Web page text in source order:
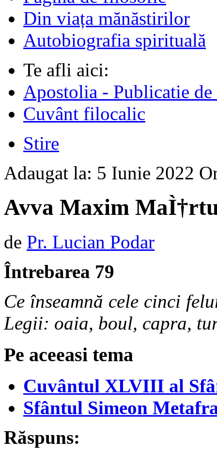
Din viața mănăstirilor
Autobiografia spirituală
Te afli aici:
Apostolia - Publicatie
Cuvânt filocalic
Stire
Adaugat la: 5 Iunie 2022
Avva Maxim
de Pr. Lucian Podar
Întrebarea 79
Ce înseamnă cele cinci
Legii: oaia, boul, capra,
Pe aceeasi tema
Cuvântul XLVIII al
Sfântul Simeon
Răspuns: